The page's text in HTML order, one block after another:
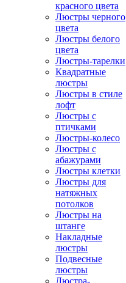
красного цвета
Люстры черного
цвета
Люстры белого
цвета
Люстры-тарелки
Квадратные
люстры
Люстры в стиле
лофт
Люстры с
птичками
Люстры-колесо
Люстры с
абажурами
Люстры клетки
Люстры для
натяжных
потолков
Люстры на
штанге
Накладные
люстры
Подвесные
люстры
Люстра-